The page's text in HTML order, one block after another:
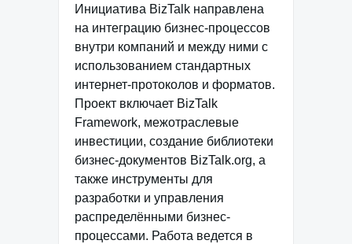
Инициатива BizTalk направлена
на интеграцию бизнес-процессов
внутри компаний и между ними с
использованием стандартных
интернет-протоколов и форматов.
Проект включает BizTalk
Framework, межотраслевые
инвестиции, создание библиотеки
бизнес-документов BizTalk.org, а
также инструменты для
разработки и управления
распределёнными бизнес-
процессами. Работа ведется в